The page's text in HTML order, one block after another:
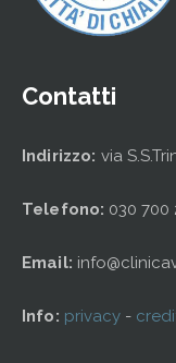
Contatti
Indirizzo: via
Telefono: 030 700
Email:
Info: privacy -